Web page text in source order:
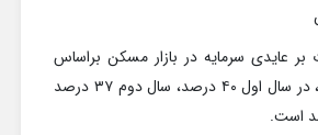
بر عایدی سرمایه در بازار مسکن براساس
مدت زمان نگهداری، در سال اول ۴۰ درصد، سال دوم ۳۷ درصد